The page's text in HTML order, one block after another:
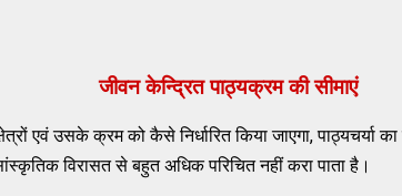
जीवन केन्द्रित पाठ्यक्रम की सीमाएं
एवं उसके क्रम को कैसे निर्धारित किया जाएगा, पाठ्यचर्या
विरासत से बहुत अधिक परिचित नहीं करा पाता है।